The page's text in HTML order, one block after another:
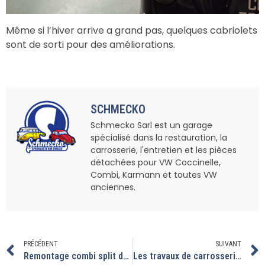
Même si l’hiver arrive a grand pas, quelques cabriolets
sont de sorti pour des améliorations.
SCHMECKO
Schmecko Sarl est un garage
spécialisé dans la restauration, la
carrosserie, l'entretien et les pièces
détachées pour VW Coccinelle,
Combi, Karmann et toutes VW
anciennes.
PRÉCÉDENT
Remontage combi split double cabine restauré
SUIVANT
Les travaux de carrosserie se poursuivent.